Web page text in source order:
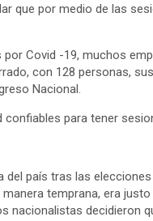
que por medio de las
Covid -19, muchos
con 128 personas,
Nacional.
para tener
del país tras las
temprana, era
nacionalistas decidieron